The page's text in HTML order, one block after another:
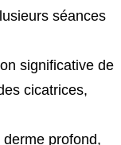
séances
significative de
cicatrices,
profond,